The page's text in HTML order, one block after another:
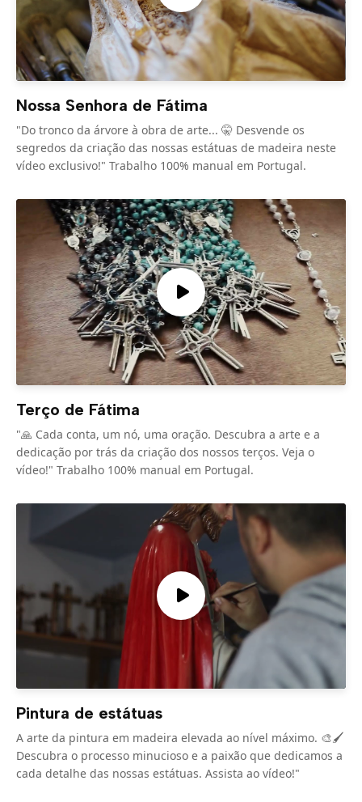
Nossa Senhora de Fátima
"Do tronco da árvore à obra de arte... 🤫 Desvende os
segredos da criação das nossas estátuas de madeira neste
vídeo exclusivo!" Trabalho 100% manual em Portugal.
Terço de Fátima
"🙏 Cada conta, um nó, uma oração. Descubra a arte e a
dedicação por trás da criação dos nossos terços. Veja o
vídeo!" Trabalho 100% manual em Portugal.
Pintura de estátuas
A arte da pintura em madeira elevada ao nível máximo. 🎨🖌️
Descubra o processo minucioso e a paixão que dedicamos a
cada detalhe das nossas estátuas. Assista ao vídeo!"